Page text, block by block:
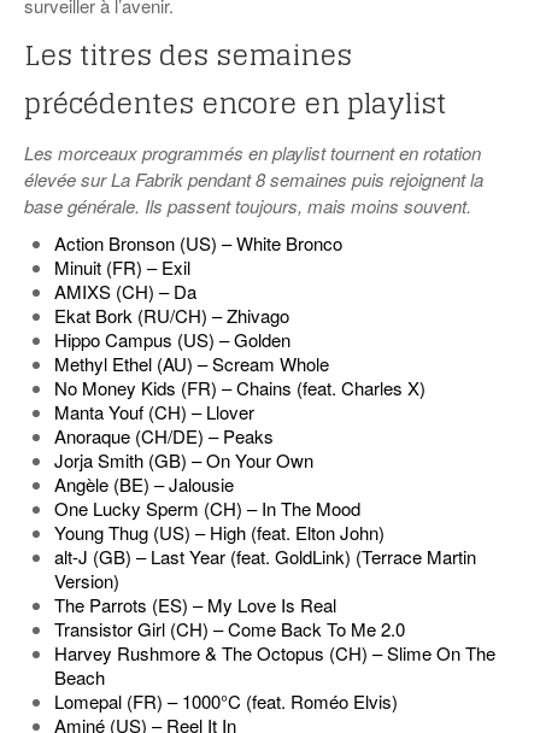
surveiller à l’avenir.
Les titres des semaines
précédentes encore en playlist
Les morceaux programmés en playlist tournent en rotation
élevée sur La Fabrik pendant 8 semaines puis rejoignent la
base générale. Ils passent toujours, mais moins souvent.
Action Bronson (US) – White Bronco
Minuit (FR) – Exil
AMIXS (CH) – Da
Ekat Bork (RU/CH) – Zhivago
Hippo Campus (US) – Golden
Methyl Ethel (AU) – Scream Whole
No Money Kids (FR) – Chains (feat. Charles X)
Manta Youf (CH) – Llover
Anoraque (CH/DE) – Peaks
Jorja Smith (GB) – On Your Own
Angèle (BE) – Jalousie
One Lucky Sperm (CH) – In The Mood
Young Thug (US) – High (feat. Elton John)
alt-J (GB) – Last Year (feat. GoldLink) (Terrace Martin
Version)
The Parrots (ES) – My Love Is Real
Transistor Girl (CH) – Come Back To Me 2.0
Harvey Rushmore & The Octopus (CH) – Slime On The
Beach
Lomepal (FR) – 1000°C (feat. Roméo Elvis)
Aminé (US) – Reel It In